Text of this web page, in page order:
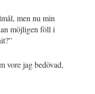
men nu min
möjligen föll i
vore jag bedövad,